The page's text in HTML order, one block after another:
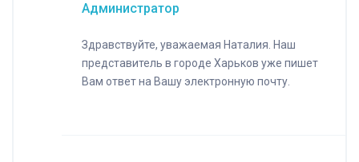
Администратор
Здравствуйте, уважаемая Наталия. Наш
представитель в городе Харьков уже пишет
Вам ответ на Вашу электронную почту.